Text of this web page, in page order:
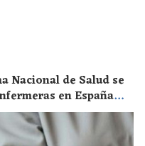
Nacional de Salud se
en España
la salud de toda la